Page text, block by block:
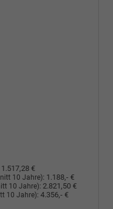
1.517,28 €
10 Jahre): 1.188,- €
10 Jahre): 2.821,50 €
10 Jahre): 4.356,- €